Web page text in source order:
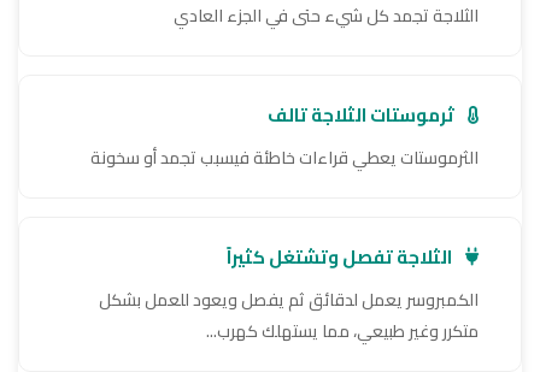
الثلاجة تجمد كل شيء حتى في الجزء العادي
ثرموستات الثلاجة تالف
الثرموستات يعطي قراءات خاطئة فيسبب تجمد أو سخونة
الثلاجة تفصل وتشتغل كثيراً
الكمبروسر يعمل لدقائق ثم يفصل ويعود للعمل بشكل
متكرر وغير طبيعي، مما يستهلك كهرب...